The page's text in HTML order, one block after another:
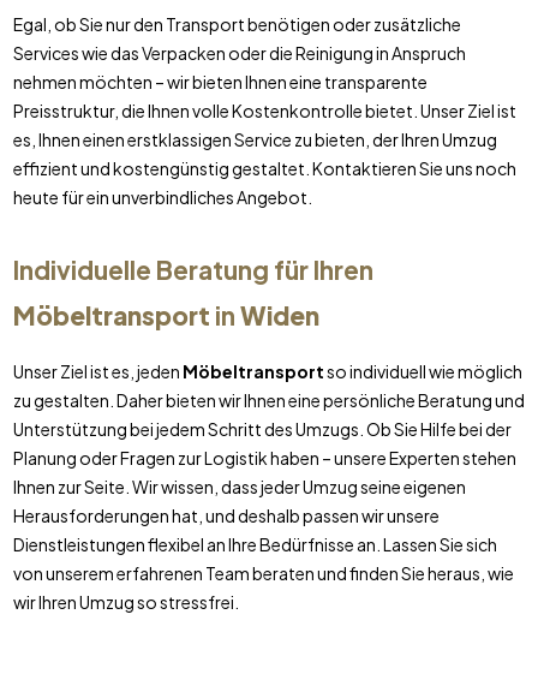
Egal, ob Sie nur den Transport benötigen oder zusätzliche
Services wie das Verpacken oder die Reinigung in Anspruch
nehmen möchten – wir bieten Ihnen eine transparente
Preisstruktur, die Ihnen volle Kostenkontrolle bietet. Unser Ziel ist
es, Ihnen einen erstklassigen Service zu bieten, der Ihren Umzug
effizient und kostengünstig gestaltet. Kontaktieren Sie uns noch
heute für ein unverbindliches Angebot.
Individuelle Beratung für Ihren
Möbeltransport inWiden
Unser Ziel ist es, jeden Möbeltransportso individuell wie möglich
zu gestalten. Daher bieten wir Ihnen eine persönliche Beratung und
Unterstützung bei jedem Schritt des Umzugs. Ob Sie Hilfe bei der
Planung oder Fragen zur Logistik haben – unsere Experten stehen
Ihnen zur Seite. Wir wissen, dass jeder Umzug seine eigenen
Herausforderungen hat, und deshalb passen wir unsere
Dienstleistungen flexibel an Ihre Bedürfnisse an. Lassen Sie sich
von unserem erfahrenen Team beraten und finden Sie heraus, wie
wir Ihren Umzug so stressfrei.